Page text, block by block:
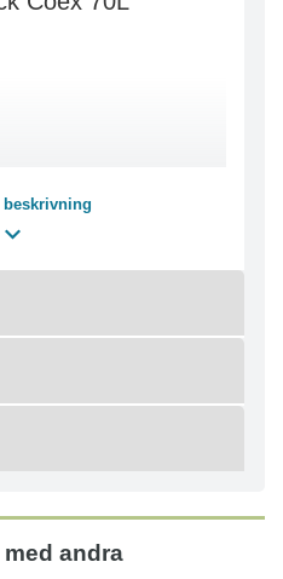
beskrivning
andra